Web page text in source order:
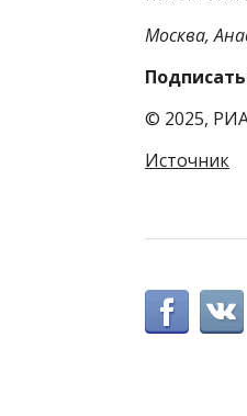
Москва,
© 2025,
Источник